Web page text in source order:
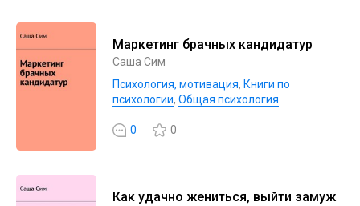
Маркетинг брачных кандидатур
Саша Сим
Психология, мотивация, Книги по
психологии, Общая психология
0 0
Как удачно жениться, выйти замуж